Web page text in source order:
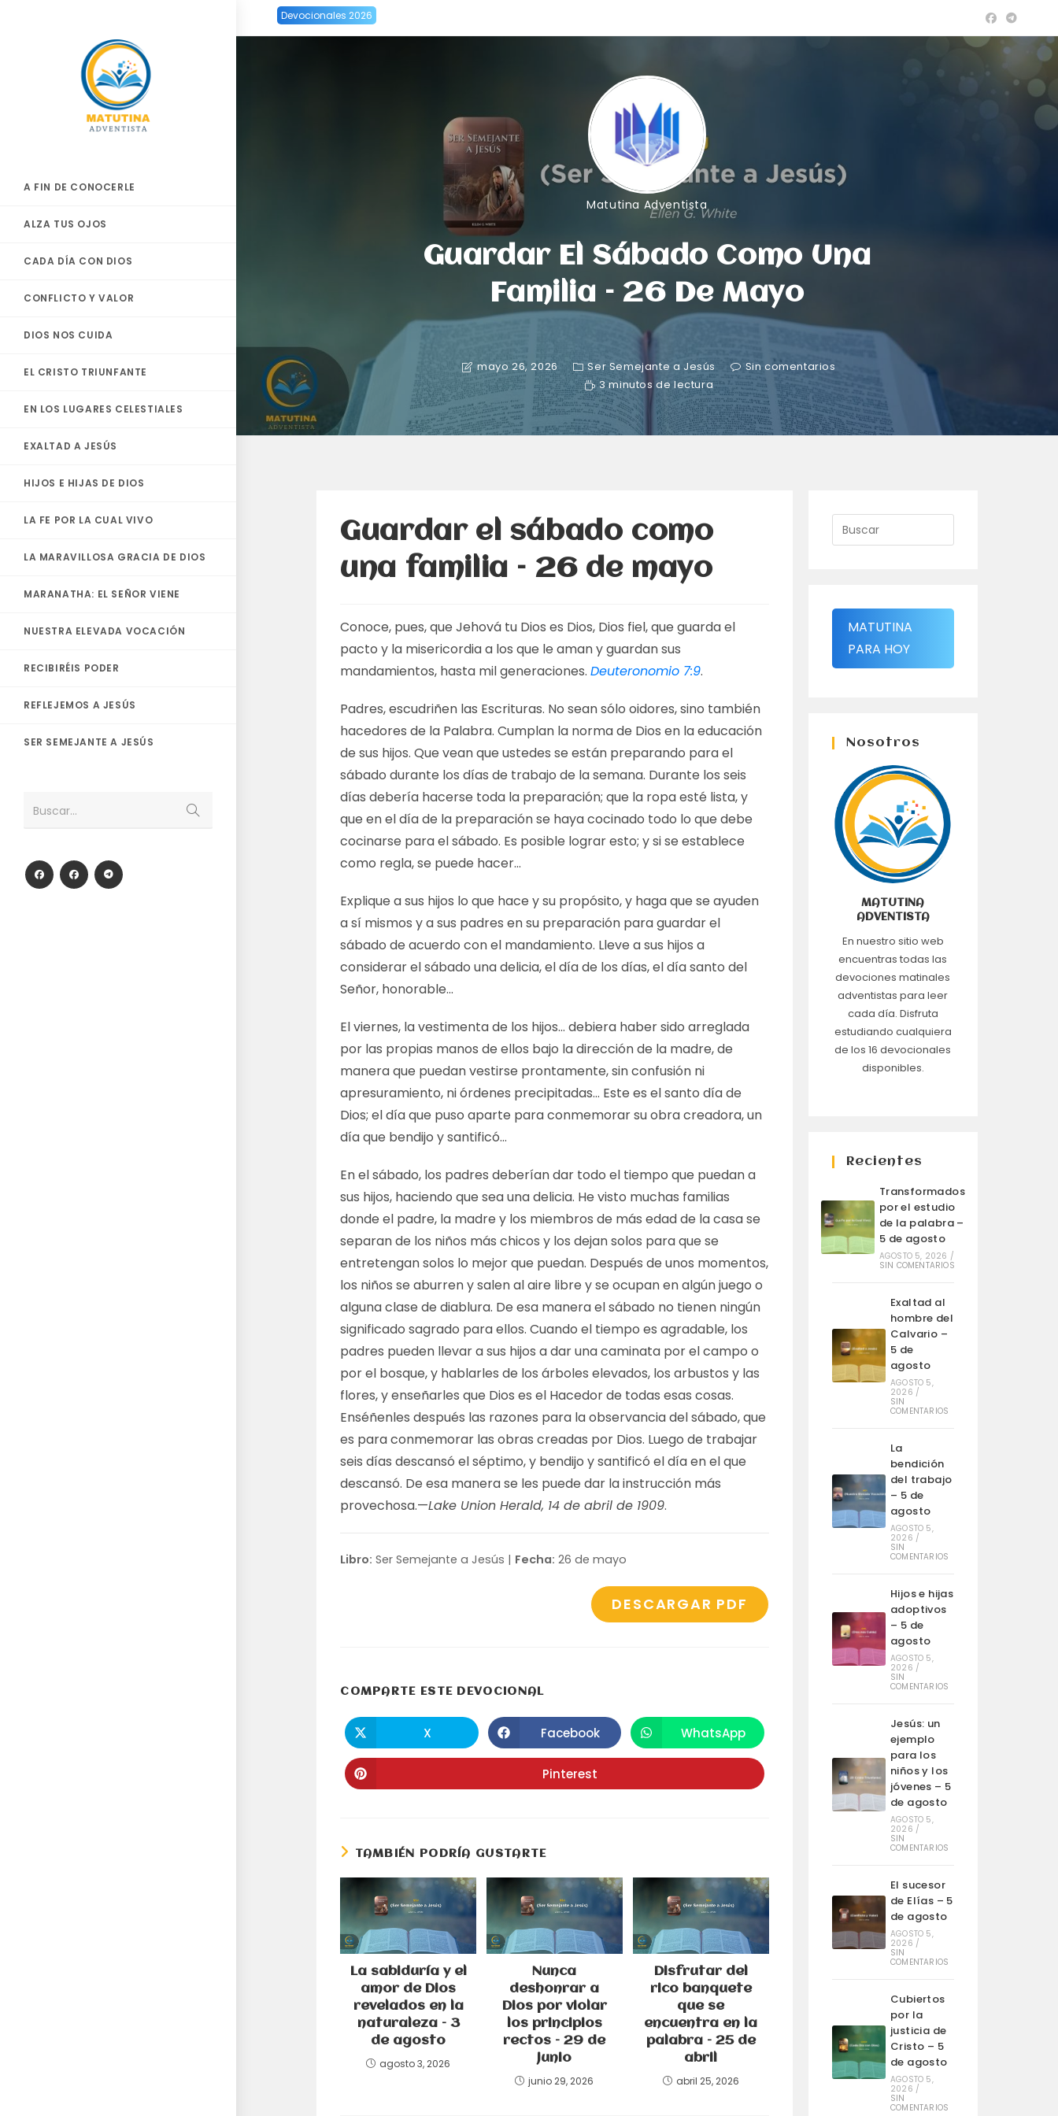
Devocionales 2026
A FIN DE CONOCERLE
ALZA TUS OJOS
CADA DÍA CON DIOS
CONFLICTO Y VALOR
DIOS NOS CUIDA
EL CRISTO TRIUNFANTE
EN LOS LUGARES CELESTIALES
EXALTAD A JESÚS
HIJOS E HIJAS DE DIOS
LA FE POR LA CUAL VIVO
LA MARAVILLOSA GRACIA DE DIOS
MARANATHA: EL SEÑOR VIENE
NUESTRA ELEVADA VOCACIÓN
RECIBIRÉIS PODER
REFLEJEMOS A JESÚS
SER SEMEJANTE A JESÚS
Buscar...
la
Matutina Adventista
Guardar El Sábado Como Una
Familia – 26 De Mayo
mayo 26, 2026 Ser Semejante a Jesús
Sin comentarios
3 minutos de lectura
Guardar el sábado como
una familia – 26 de mayo
Conoce, pues, que Jehová tu Dios es Dios, Dios fiel, que guarda el
pacto y la misericordia a los que le aman y guardan sus
mandamientos, hasta mil generaciones.Deuteronomio 7:9.
Padres, escudriñen las Escrituras. No sean sólo oidores, sino también
hacedores de la Palabra. Cumplan la norma de Dios en la educación
de sus hijos. Que vean que ustedes se están preparando para el
sábado durante los días de trabajo de la semana. Durante los seis
días debería hacerse toda la preparación; que la ropa esté lista, y
que en el día de la preparación se haya cocinado todo lo que debe
cocinarse para el sábado. Es posible lograr esto; y si se establece
como regla, se puede hacer…
Explique a sus hijos lo que hace y su propósito, y haga que se ayuden
a sí mismos y a sus padres en su preparación para guardar el
sábado de acuerdo con el mandamiento. Lleve a sus hijos a
considerar el sábado una delicia, el día de los días, el día santo del
Señor, honorable…
El viernes, la vestimenta de los hijos… debiera haber sido arreglada
por las propias manos de ellos bajo la dirección de la madre, de
manera que puedan vestirse prontamente, sin confusión ni
apresuramiento, ni órdenes precipitadas… Este es el santo día de
Dios; el día que puso aparte para conmemorar su obra creadora, un
día que bendijo y santificó…
En el sábado, los padres deberían dar todo el tiempo que puedan a
sus hijos, haciendo que sea una delicia. He visto muchas familias
donde el padre, la madre y los miembros de más edad de la casa se
separan de los niños más chicos y los dejan solos para que se
entretengan solos lo mejor que puedan. Después de unos momentos,
los niños se aburren y salen al aire libre y se ocupan en algún juego o
alguna clase de diablura. De esa manera el sábado no tienen ningún
significado sagrado para ellos. Cuando el tiempo es agradable, los
padres pueden llevar a sus hijos a dar una caminata por el campo o
por el bosque, y hablarles de los árboles elevados, los arbustos y las
flores, y enseñarles que Dios es el Hacedor de todas esas cosas.
Enséñenles después las razones para la observancia del sábado, que
es para conmemorar las obras creadas por Dios. Luego de trabajar
seis días descansó el séptimo, y bendijo y santificó el día en el que
descansó. De esa manera se les puede dar la instrucción más
provechosa.—Lake Union Herald, 14 de abril de 1909.
Libro: Ser Semejante a Jesús | Fecha: 26 de mayo
DESCARGAR PDF
COMPARTE ESTE DEVOCIONALCOMPARTIR
abre
en
ventana
X Se
abre
en
una
nueva
ventana
Facebook Se
abre
en
ventana
WhatsApp
Se
abre
Pinterest
TAMBIÉN PODRÍA GUSTARTE
La sabiduría y el
amor de Dios
revelados en la
naturaleza – 3
de agosto
agosto 3, 2026
Nunca
deshonrar a
Dios por violar
los principios
rectos – 29 de
junio
junio 29, 2026
Disfrutar del
rico banquete
que se
encuentra en la
palabra – 25 de
abril
abril 25, 2026
MATUTINA
PARA HOY
Nosotros
MATUTINA
ADVENTISTA
En nuestro sitio web
encuentras todas las
devociones matinales
adventistas para leer
cada día. Disfruta
estudiando cualquiera
de los 16 devocionales
disponibles.
Recientes
Transformados
por el estudio
de la palabra –
5 de agosto
AGOSTO 5, 2026 /
SIN COMENTARIOS
Exaltad al
hombre del
Calvario –
5 de
agosto
AGOSTO 5,
2026 /
SIN
COMENTARIOS
La
bendición
del trabajo
– 5 de
agosto
AGOSTO 5,
2026 /
SIN
COMENTARIOS
Hijos e hijas
adoptivos
– 5 de
agosto
AGOSTO 5,
2026 /
SIN
COMENTARIOS
Jesús: un
ejemplo
para los
niños y los
jóvenes – 5
de agosto
AGOSTO 5,
2026 /
SIN
COMENTARIOS
El sucesor
de Elías – 5
de agosto
AGOSTO 5,
2026 /
SIN
COMENTARIOS
Cubiertos
por la
justicia de
Cristo – 5
de agosto
AGOSTO 5,
2026 /
SIN
COMENTARIOS